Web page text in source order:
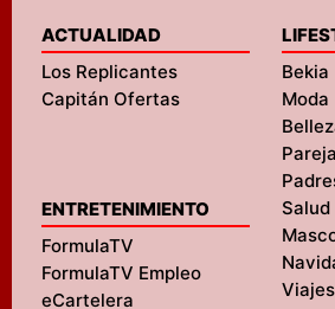
ACTUALIDAD
Los Replicantes
Capitán Ofertas
ENTRETENIMIENTO
FormulaTV
FormulaTV Empleo
eCartelera
Bekia
Moda
Pareja
Salud
Viajes